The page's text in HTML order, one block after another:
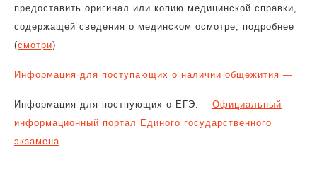
предоставить оригинал или копию медицинской справки,
содержащей сведения о мединском осмотре, подробнее
(смотри)
Информация для поступающих о наличии общежития —
Информация для постпующих о ЕГЭ: —Официальный
информационный портал Единого государственного
экзамена